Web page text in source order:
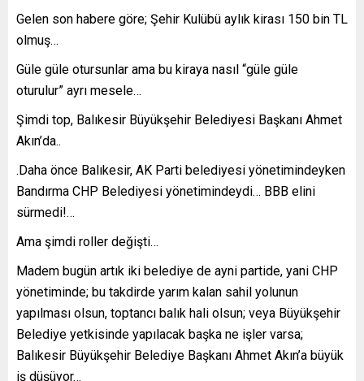
Gelen son habere göre; Şehir Kulübü aylık kirası 150 bin TL
olmuş…
Güle güle otursunlar ama bu kiraya nasıl “güle güle
oturulur” ayrı mesele…
Şimdi top, Balıkesir Büyükşehir Belediyesi Başkanı Ahmet
Akın’da..
.Daha önce Balıkesir, AK Parti belediyesi yönetimindeyken
Bandırma CHP Belediyesi yönetimindeydi… BBB elini
sürmedi!…
Ama şimdi roller değişti…
Madem bugün artık iki belediye de ayni partide, yani CHP
yönetiminde; bu takdirde yarım kalan sahil yolunun
yapılması olsun, toptancı balık hali olsun; veya Büyükşehir
Belediye yetkisinde yapılacak başka ne işler varsa;
Balıkesir Büyükşehir Belediye Başkanı Ahmet Akın’a büyük
iş düşüyor…